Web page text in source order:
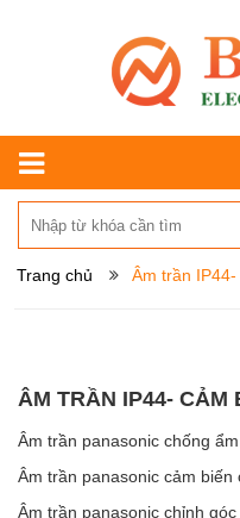
Trang chủ Âm trần
ÂM TRẦN IP44- CẢM
Âm trần panasonic chống
Âm trần panasonic cảm biến
Âm trần panasonic chỉnh góc